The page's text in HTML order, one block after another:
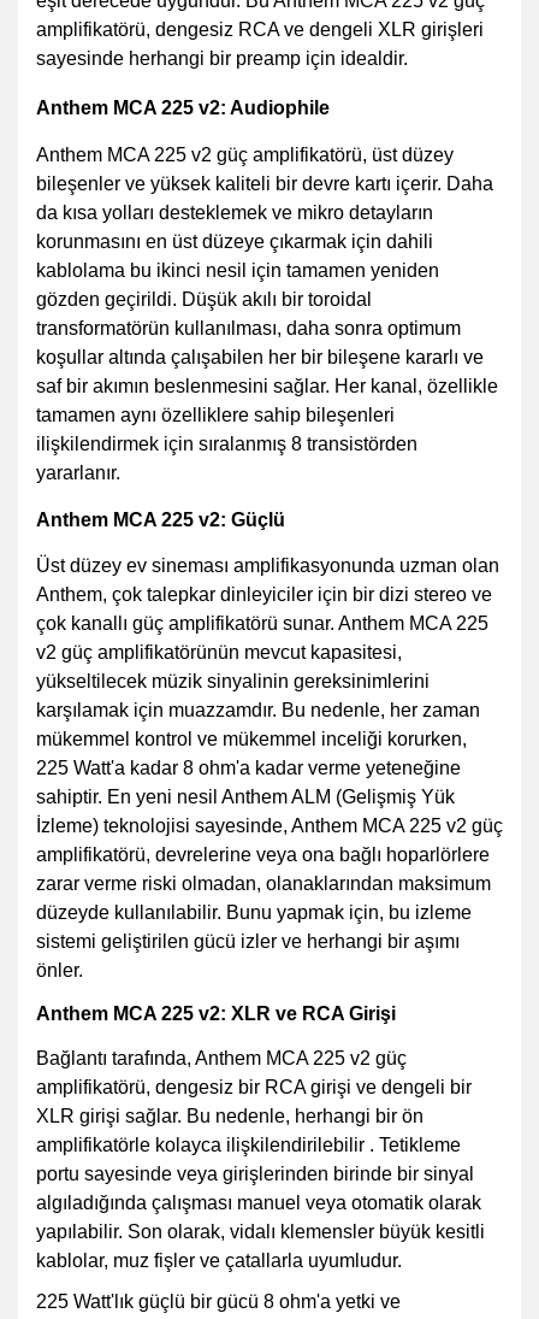
amplifikatörü, dengesiz RCA ve dengeli XLR girişleri
sayesinde herhangi bir preamp için idealdir.
Anthem MCA 225 v2: Audiophile
Anthem MCA 225 v2 güç amplifikatörü, üst düzey
bileşenler ve yüksek kaliteli bir devre kartı içerir. Daha
da kısa yolları desteklemek ve mikro detayların
korunmasını en üst düzeye çıkarmak için dahili
kablolama bu ikinci nesil için tamamen yeniden
gözden geçirildi. Düşük akılı bir toroidal
transformatörün kullanılması, daha sonra optimum
koşullar altında çalışabilen her bir bileşene kararlı ve
saf bir akımın beslenmesini sağlar. Her kanal, özellikle
tamamen aynı özelliklere sahip bileşenleri
ilişkilendirmek için sıralanmış 8 transistörden
yararlanır.
Anthem MCA 225 v2: Güçlü
Üst düzey ev sineması amplifikasyonunda uzman olan
Anthem, çok talepkar dinleyiciler için bir dizi stereo ve
çok kanallı güç amplifikatörü sunar. Anthem MCA 225
v2 güç amplifikatörünün mevcut kapasitesi,
yükseltilecek müzik sinyalinin gereksinimlerini
karşılamak için muazzamdır. Bu nedenle, her zaman
mükemmel kontrol ve mükemmel inceliği korurken,
225 Watt'a kadar 8 ohm'a kadar verme yeteneğine
sahiptir. En yeni nesil Anthem ALM (Gelişmiş Yük
İzleme) teknolojisi sayesinde, Anthem MCA 225 v2 güç
amplifikatörü, devrelerine veya ona bağlı hoparlörlere
zarar verme riski olmadan, olanaklarından maksimum
düzeyde kullanılabilir. Bunu yapmak için, bu izleme
sistemi geliştirilen gücü izler ve herhangi bir aşımı
önler.
Anthem MCA 225 v2: XLR ve RCA Girişi
Bağlantı tarafında, Anthem MCA 225 v2 güç
amplifikatörü, dengesiz bir RCA girişi ve dengeli bir
XLR girişi sağlar. Bu nedenle, herhangi bir ön
amplifikatörle kolayca ilişkilendirilebilir . Tetikleme
portu sayesinde veya girişlerinden birinde bir sinyal
algıladığında çalışması manuel veya otomatik olarak
yapılabilir. Son olarak, vidalı klemensler büyük kesitli
kablolar, muz fişler ve çatallarla uyumludur.
225 Watt'lık güçlü bir gücü 8 ohm'a yetki ve